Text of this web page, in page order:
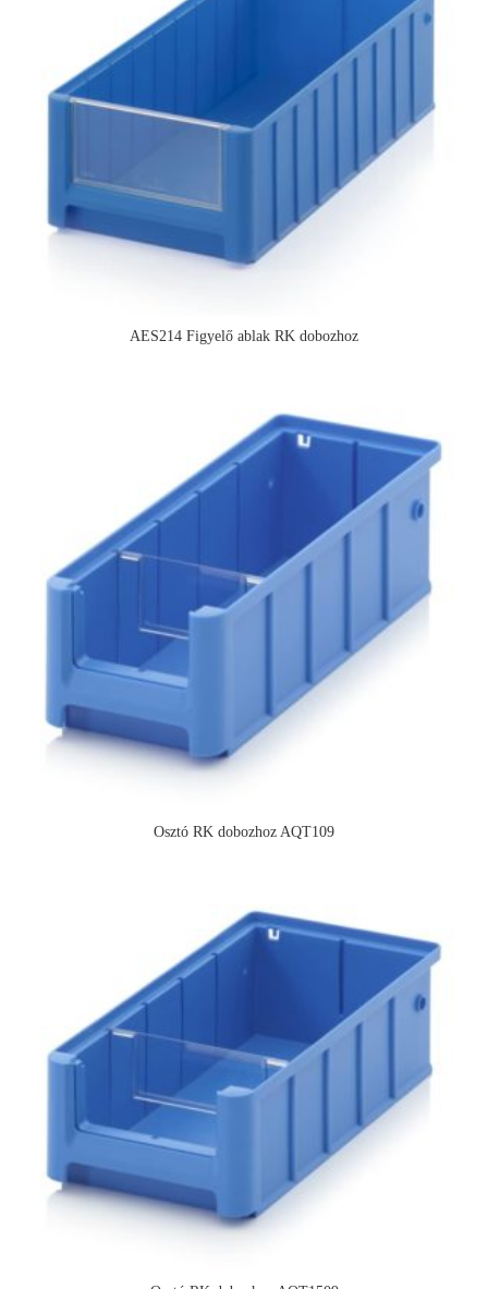
AES214 Figyelő ablak RK dobozhoz
Osztó RK dobozhoz AQT109